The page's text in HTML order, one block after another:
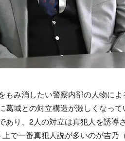
み消したい警察内部の人物に
葛城との対立構造が激しくなっ
り、2人の対立は真犯人を誘導
で一番真犯人説が多いのが吉乃